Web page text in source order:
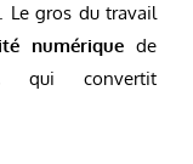
Le gros du travail
numériquede
qui convertit